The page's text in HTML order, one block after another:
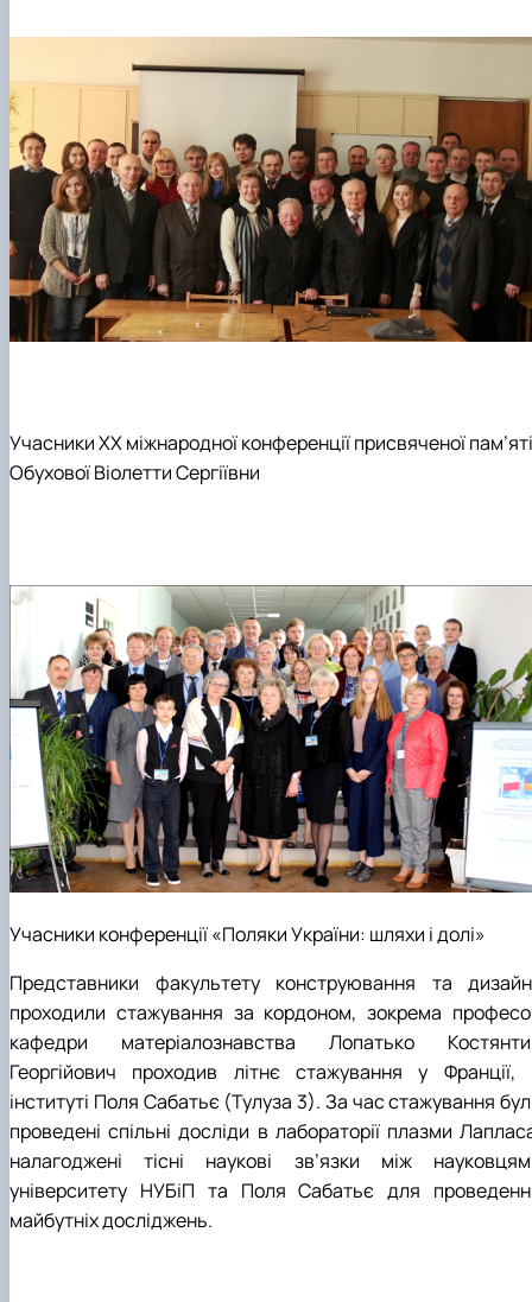
Учасники ХХ міжнародної конференції присвяченої пам’яті
Обухової Віолетти Сергіївни
Учасники конференції «Поляки України: шляхи і долі»
Представники факультету конструювання та
проходили стажування за кордоном, зокрема
кафедри матеріалознавства Лопатько
Георгійович проходив літнє стажування у Франції,
інституті Поля Сабатьє (Тулуза 3). За час стажування
проведені спільні досліди в лабораторії плазми
налагоджені тісні наукові зв’язки між
університету НУБіП та Поля Сабатьє для
майбутніх досліджень.